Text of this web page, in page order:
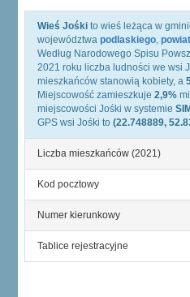
Wieś Jośki to wieś leżąca w
województwa podlaskiego,
Według Narodowego Spisu
2021 roku liczba ludności we wsi
mieszkańców stanowią kobiety, a
Miejscowość zamieszkuje 2,9%
miejscowości Jośki w systemie
GPS wsi Jośki to (22.748889,
Liczba mieszkańców (2021)
Kod pocztowy
Numer kierunkowy
Tablice rejestracyjne